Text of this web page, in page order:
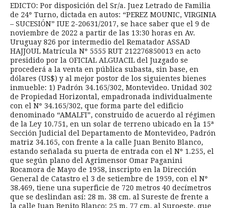
EDICTO: Por disposición del Sr/a. Juez Letrado de Familia
de 24º Turno, dictada en autos: “PEREZ MOUNIC, VIRGINIA
– SUCESIÓN” IUE 2-20631/2017, se hace saber que el 9 de
noviembre de 2022 a partir de las 13:30 horas en Av.
Uruguay 826 por intermedio del Rematador ASSAD
HAJJOUL Matrícula Nº 5555 RUT 212276850013 en acto
presidido por la OFICIAL ALGUACIL del Juzgado se
procederá a la venta en pública subasta, sin base, en
dólares (US$) y al mejor postor de los siguientes bienes
inmueble: 1) Padrón 34.165/302, Montevideo. Unidad 302
de Propiedad Horizontal, empadronada individualmente
con el Nº 34.165/302, que forma parte del edificio
denominado “AMALFI”, construido de acuerdo al régimen
de la Ley 10.751, en un solar de terreno ubicado en la 15ª
Sección Judicial del Departamento de Montevideo, Padrón
matriz 34.165, con frente a la calle Juan Benito Blanco,
estando señalada su puerta de entrada con el Nº 1.255, el
que según plano del Agrimensor Omar Paganini
Rocamora de Mayo de 1958, inscripto en la Dirección
General de Catastro el 3 de setiembre de 1959, con el Nº
38.469, tiene una superficie de 720 metros 40 decímetros
que se deslindan así: 28 m. 38 cm. al Sureste de frente a
la calle Juan Benito Blanco; 25 m. 77 cm. al Suroeste, que